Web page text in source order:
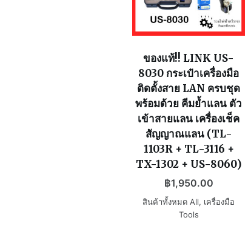
ของแท้!! LINK US-
8030 กระเป๋าเครื่องมือ
ติดตั้งสาย LAN ครบชุด
พร้อมด้วย คีมย้ำแลน ตัว
เข้าสายแลน เครื่องเช็ค
สัญญาณแลน (TL-
1103R + TL-3116 +
TX-1302 + US-8060)
฿1,950.00
สินค้าทั้งหมด All, เครื่องมือ
Tools